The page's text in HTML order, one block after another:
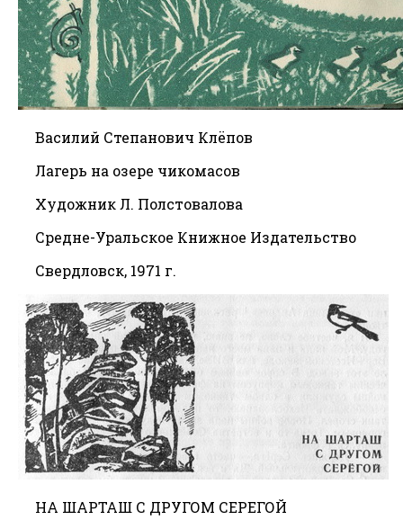
Василий Степанович Клёпов
Лагерь на озере чикомасов
Художник Л. Полстовалова
Средне-Уральское Книжное Издательство
Свердловск, 1971 г.
НА ШАРТАШ С ДРУГОМ СЕРЕГОЙ